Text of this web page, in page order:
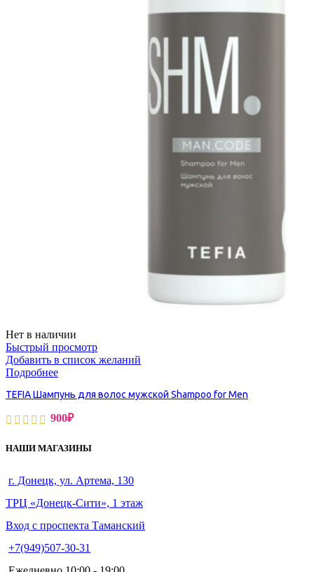
Нет в наличии
Быстрый просмотр
Добавить в список желаний
Подробнее
TEFIA Шампунь для волос мужской Shampoo for Men
900₽
НАШИ МАГАЗИНЫ
г. Донецк, ул. Артема, 130
ТРЦ «Донецк-Сити», 1 этаж
Вход с проспекта Таманский
+7(949)507-30-31